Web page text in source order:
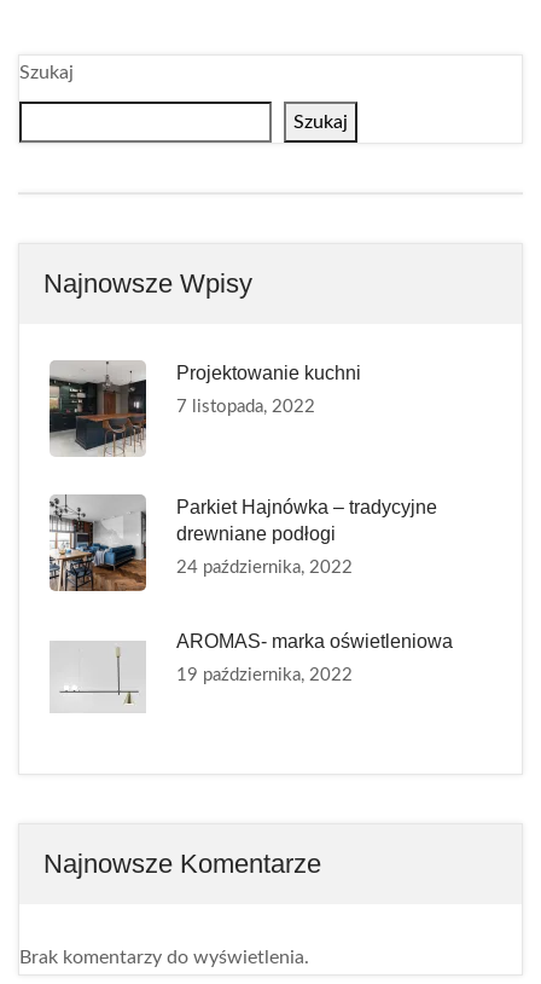
Szukaj
Szukaj
Najnowsze Wpisy
Projektowanie kuchni
7 listopada, 2022
Parkiet Hajnówka – tradycyjne
drewniane podłogi
24 października, 2022
AROMAS- marka oświetleniowa
19 października, 2022
Najnowsze Komentarze
Brak komentarzy do wyświetlenia.